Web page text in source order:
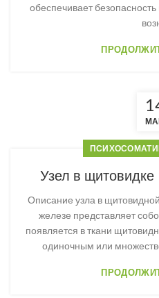
обеспечивает
Узел в
Описание узла в
железе представляет
появляется в ткани
одиночным или